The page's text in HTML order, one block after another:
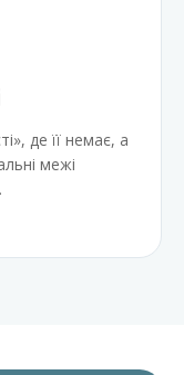
де її немає, а
межі